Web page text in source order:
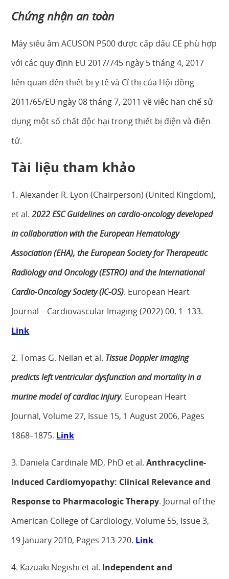
Chứng nhận an toàn
Máy siêu âm ACUSON P500 được cấp dấu CE phù hợp
với các quy định EU 2017/745 ngày 5 tháng 4, 2017
liên quan đến thiết bị y tế và Cỉ thị của Hội đồng
2011/65/EU ngày 08 tháng 7, 2011 về việc hạn chế sử
dụng một số chất độc hại trong thiết bị điện và điện
tử.
Tài liệu tham khảo
1. Alexander R. Lyon (Chairperson) (United Kingdom),
et al.2022 ESC Guidelines on cardio-oncology developed
in collaboration with the European Hematology
Association (EHA), the European Society for Therapeutic
Radiology and Oncology (ESTRO) and the International
Cardio-Oncology Society (IC-OS). European Heart
Journal – Cardiovascular Imaging (2022) 00, 1–133.
Link
2. Tomas G. Neilan et al. Tissue Doppler imaging
predicts left ventricular dysfunction and mortality in a
murine model of cardiac injury. European Heart
Journal, Volume 27, Issue 15, 1 August 2006, Pages
1868–1875. Link
3. Daniela Cardinale MD, PhD et al.Anthracycline-
Induced Cardiomyopathy: Clinical Relevance and
Response to Pharmacologic Therapy. Journal of the
American College of Cardiology, Volume 55, Issue 3,
19 January 2010, Pages 213-220. Link
4. Kazuaki Negishi et al. Independent and